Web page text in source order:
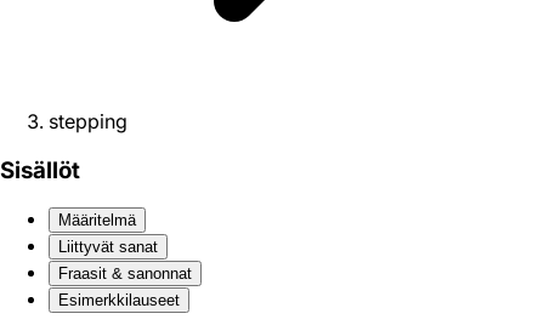
stepping
Sisällöt
Määritelmä
Liittyvät sanat
Fraasit & sanonnat
Esimerkkilauseet